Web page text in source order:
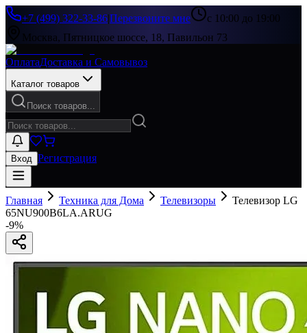
+7 (499) 322-33-86|Перезвоните мне
с 10:00 до 19:00
Москва, Пятницкое шоссе, 18, Павильон 73
ОплатаДоставка и Самовывоз
Каталог товаров
Поиск товаров...
Вход Регистрация
Главная Техника для Дома Телевизоры
Телевизор LG
65NU900B6LA.ARUG
-9%